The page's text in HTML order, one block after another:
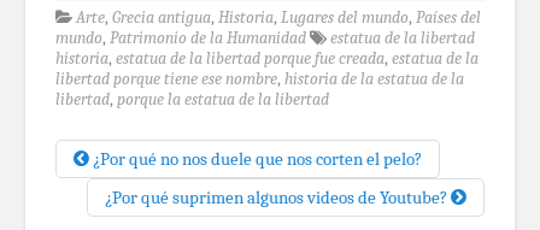
Arte, Grecia antigua, Historia, Lugares del mundo, Países del
mundo, Patrimonio de la Humanidad
estatua de la libertad
historia, estatua de la libertad porque fue creada, estatua de la
libertad porque tiene ese nombre, historia de la estatua de la
libertad, porque la estatua de la libertad
¿Por qué no nos duele que nos corten el pelo?
¿Por qué suprimen algunos videos de Youtube?